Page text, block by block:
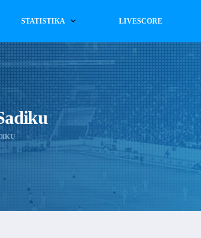
STATISTIKA LIVESCORE